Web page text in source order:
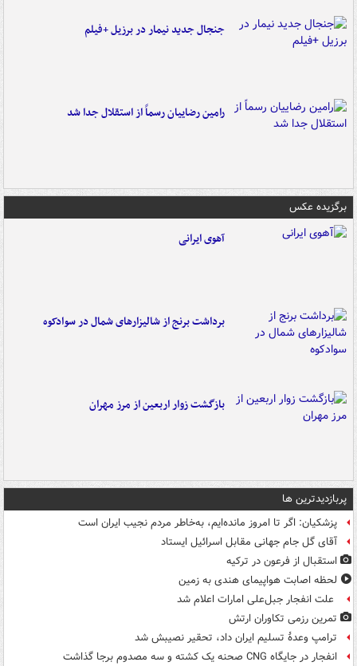
جنجال جدید نیمار در برزیل +فیلم
رامین رضاییان رسماً از استقلال جدا شد
برگزیده عکس
آهوی ایرانی
برداشت برنج از شالیزارهای شمال در سوادکوه
بازگشت زوار اربعین از مرز مهران
پربازدیدترین ها
پزشکیان: اگر تا امروز مانده‌ایم، به‌خاطر مردم نجیب ایران است
آقای گل جام جهانی مقابل اسرائیل ایستاد
استقبال از فرعون در ترکیه
لحظه اصابت هواپیمای هندی به زمین
علت انفجار جبل‌علی امارات اعلام شد
تمرین رزمی تکاوران ارتش
ترامپ وعدۀ تسلیم ایران داد، تحقیر نصیبش شد
انفجار در جایگاه CNG صحنه یک کشته و سه مصدوم برجا گذاشت